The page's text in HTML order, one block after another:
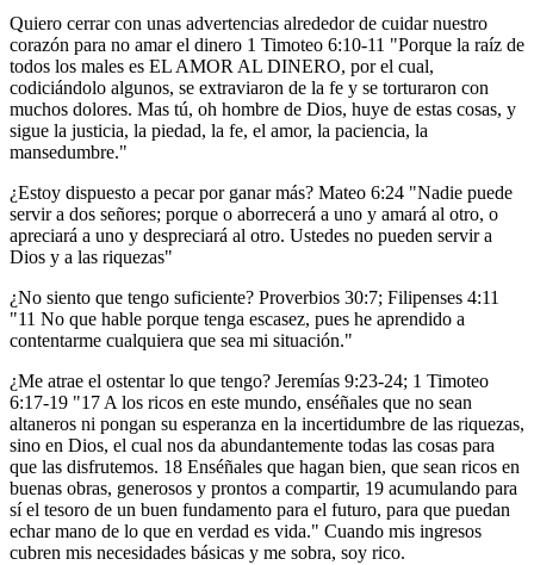
Quiero cerrar con unas advertencias alrededor de cuidar nuestro
corazón para no amar el dinero 1 Timoteo 6:10-11 "Porque la raíz de
todos los males es EL AMOR AL DINERO, por el cual,
codiciándolo algunos, se extraviaron de la fe y se torturaron con
muchos dolores. Mas tú, oh hombre de Dios, huye de estas cosas, y
sigue la justicia, la piedad, la fe, el amor, la paciencia, la
mansedumbre."
¿Estoy dispuesto a pecar por ganar más? Mateo 6:24 "Nadie puede
servir a dos señores; porque o aborrecerá a uno y amará al otro, o
apreciará a uno y despreciará al otro. Ustedes no pueden servir a
Dios y a las riquezas"
¿No siento que tengo suficiente? Proverbios 30:7; Filipenses 4:11
"11 No que hable porque tenga escasez, pues he aprendido a
contentarme cualquiera que sea mi situación."
¿Me atrae el ostentar lo que tengo? Jeremías 9:23-24; 1 Timoteo
6:17-19 "17 A los ricos en este mundo, enséñales que no sean
altaneros ni pongan su esperanza en la incertidumbre de las riquezas,
sino en Dios, el cual nos da abundantemente todas las cosas para
que las disfrutemos. 18 Enséñales que hagan bien, que sean ricos en
buenas obras, generosos y prontos a compartir, 19 acumulando para
sí el tesoro de un buen fundamento para el futuro, para que puedan
echar mano de lo que en verdad es vida." Cuando mis ingresos
cubren mis necesidades básicas y me sobra, soy rico.